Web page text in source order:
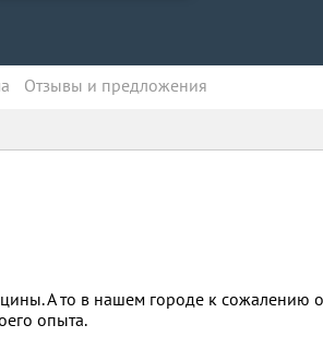
Oтзывы и предложения
А то в нашем городе к сожалению
опыта.